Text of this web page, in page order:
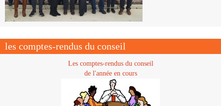
les comptes-rendus du conseil
Les comptes-rendus du conseil
de l'année en cours